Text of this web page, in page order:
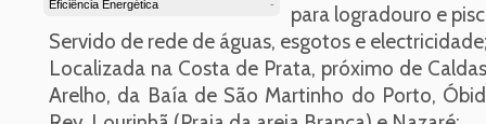
Eficiência Energética
-
para logradouro e
Servido de rede de águas, esgotos e
Localizada na Costa de Prata, próximo de
Arelho, da Baía de São Martinho do Porto,